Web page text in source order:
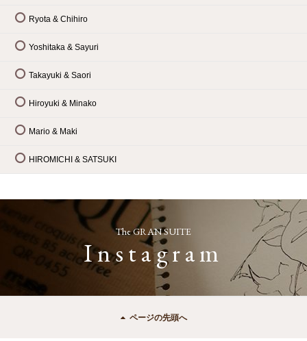
Ryota & Chihiro
Yoshitaka & Sayuri
Takayuki & Saori
Hiroyuki & Minako
Mario & Maki
HIROMICHI & SATSUKI
The GRAN SUITE
Instagram
ページの先頭へ